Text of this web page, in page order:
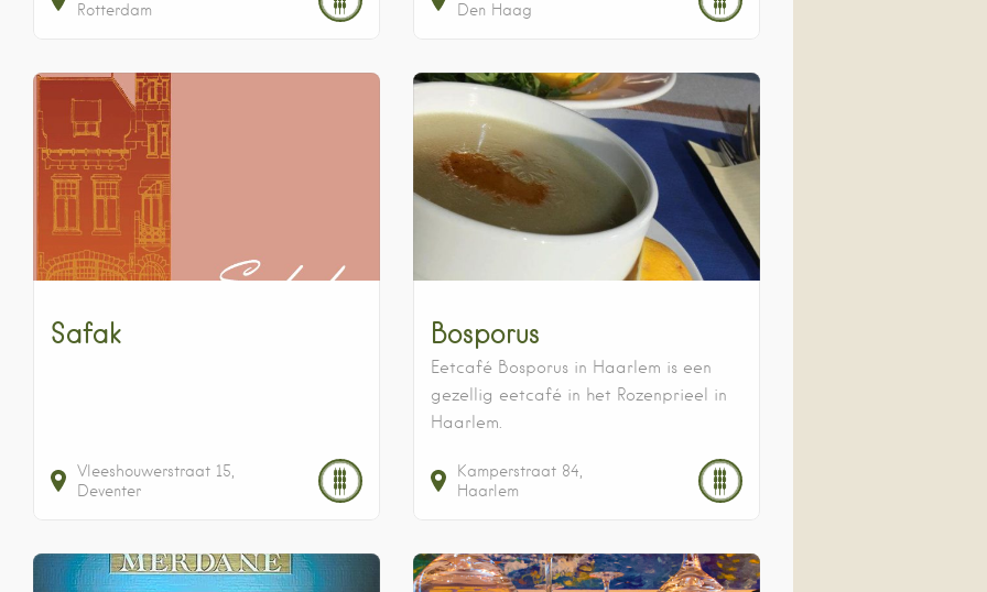
Rotterdam
Den Haag
Safak
Vleeshouwerstraat 15
Deventer
Bosporus
Eetcafé Bosporus in Haarlem is een
gezellig eetcafé in het Rozenprieel in
Haarlem.
Kamperstraat 84
Haarlem